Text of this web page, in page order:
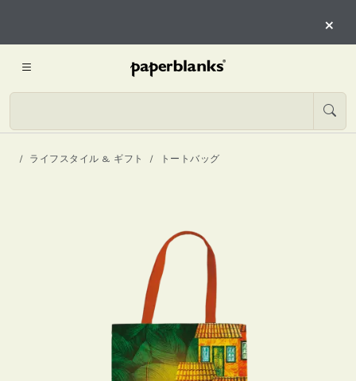
×
ライフスタイル & ギフト トートバッグ